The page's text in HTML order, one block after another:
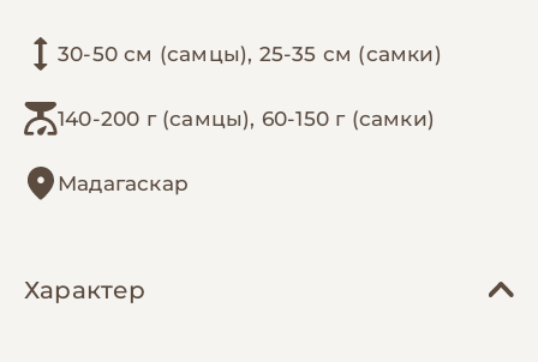
30-50 см (самцы), 25-35 см (самки)
140-200 г (самцы), 60-150 г (самки)
Мадагаскар
Характер